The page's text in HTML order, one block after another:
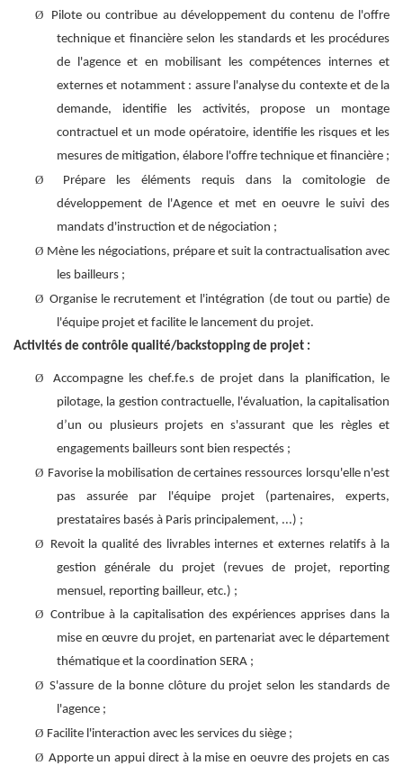
Ø
Pilote ou contribue au développement du contenu de l'offre
technique et financière selon les standards et les procédures
de l'agence et en mobilisant les compétences internes et
externes et notamment : assure l'analyse du contexte et de la
demande, identifie les activités, propose un montage
contractuel et un mode opératoire, identifie les risques et les
mesures de mitigation, élabore l'offre technique et financière ;
Ø
Prépare les éléments requis dans la comitologie de
développement de l'Agence et met en oeuvre le suivi des
mandats d'instruction et de négociation ;
Ø Mène les négociations, prépare et suit la contractualisation avec
les bailleurs ;
Ø Organise le recrutement et l'intégration (de tout ou partie) de
l'équipe projet et facilite le lancement du projet.
Activités de contrôle qualité/backstopping de projet :
Ø
Accompagne les chef.fe.s de projet dans la planification, le
pilotage, la gestion contractuelle, l'évaluation, la capitalisation
d’un ou plusieurs projets en s'assurant que les règles et
engagements bailleurs sont bien respectés ;
Ø Favorise la mobilisation de certaines ressources lorsqu'elle n'est
pas assurée par l'équipe projet (partenaires, experts,
prestataires basés à Paris principalement, ...) ;
Ø Revoit la qualité des livrables internes et externes relatifs à la
gestion générale du projet (revues de projet, reporting
mensuel, reporting bailleur, etc.) ;
Ø Contribue à la capitalisation des expériences apprises dans la
mise en œuvre du projet, en partenariat avec le département
thématique et la coordination SERA ;
Ø S'assure de la bonne clôture du projet selon les standards de
l'agence ;
Ø Facilite l'interaction avec les services du siège ;
Ø Apporte un appui direct à la mise en oeuvre des projets en cas